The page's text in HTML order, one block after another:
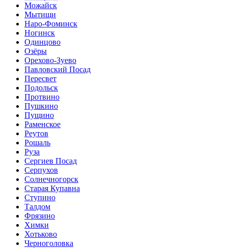
Можайск
Мытищи
Наро-Фоминск
Ногинск
Одинцово
Озёры
Орехово-Зуево
Павловский Посад
Пересвет
Подольск
Протвино
Пушкино
Пущино
Раменское
Реутов
Рошаль
Руза
Сергиев Посад
Серпухов
Солнечногорск
Старая Купавна
Ступино
Талдом
Фрязино
Химки
Хотьково
Черноголовка